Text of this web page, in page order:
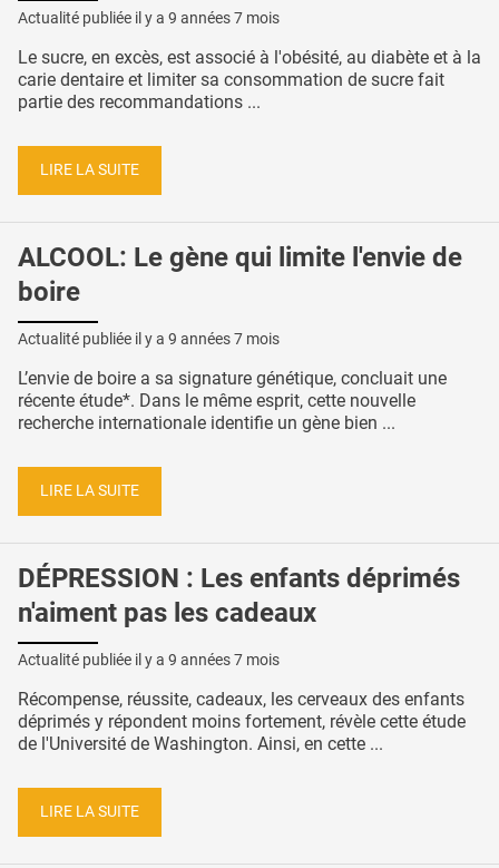
Actualité publiée il y a 9 années 7 mois
Le sucre, en excès, est associé à l'obésité, au diabète et à la
carie dentaire et limiter sa consommation de sucre fait
partie des recommandations ...
LIRE LA SUITE
ALCOOL: Le gène qui limite l'envie de
boire
Actualité publiée il y a 9 années 7 mois
L’envie de boire a sa signature génétique, concluait une
récente étude*. Dans le même esprit, cette nouvelle
recherche internationale identifie un gène bien ...
LIRE LA SUITE
DÉPRESSION : Les enfants déprimés
n'aiment pas les cadeaux
Actualité publiée il y a 9 années 7 mois
Récompense, réussite, cadeaux, les cerveaux des enfants
déprimés y répondent moins fortement, révèle cette étude
de l'Université de Washington. Ainsi, en cette ...
LIRE LA SUITE